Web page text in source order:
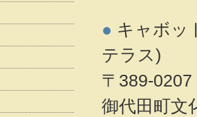
● キャボッ
テラス)
〒389-
御代田町文